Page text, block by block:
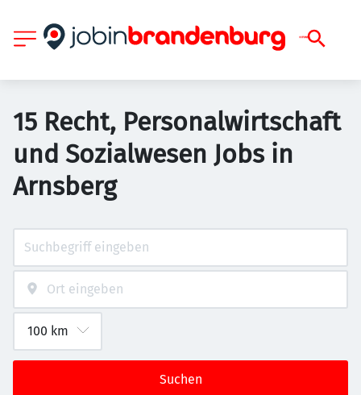
15 Recht, Personalwirtschaft
und Sozialwesen Jobs in
Arnsberg
Suchen